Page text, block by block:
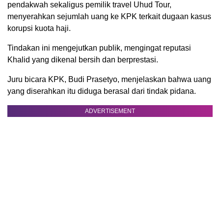
pendakwah sekaligus pemilik travel Uhud Tour,
menyerahkan sejumlah uang ke KPK terkait dugaan kasus
korupsi kuota haji.
Tindakan ini mengejutkan publik, mengingat reputasi
Khalid yang dikenal bersih dan berprestasi.
Juru bicara KPK, Budi Prasetyo, menjelaskan bahwa uang
yang diserahkan itu diduga berasal dari tindak pidana.
ADVERTISEMENT